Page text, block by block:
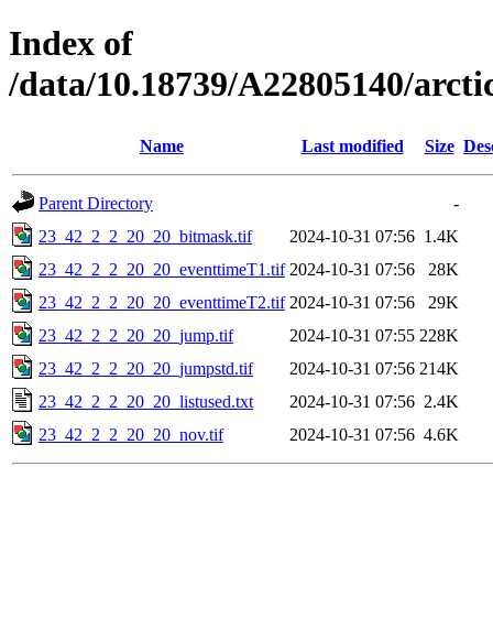
Index of
/data/10.18739/A22805140/
Name Last modified Size
Parent Directory
-
23_42_2_2_20_20_bitmask.tif
2024-10-31 07:56 1.4K
23_42_2_2_20_20_eventtimeT1.tif 2024-10-31 07:56
28K
23_42_2_2_20_20_eventtimeT2.tif 2024-10-31 07:56
29K
23_42_2_2_20_20_jump.tif
2024-10-31 07:55 228K
23_42_2_2_20_20_jumpstd.tif
2024-10-31 07:56 214K
23_42_2_2_20_20_listused.txt
2024-10-31 07:56 2.4K
23_42_2_2_20_20_nov.tif
2024-10-31 07:56 4.6K